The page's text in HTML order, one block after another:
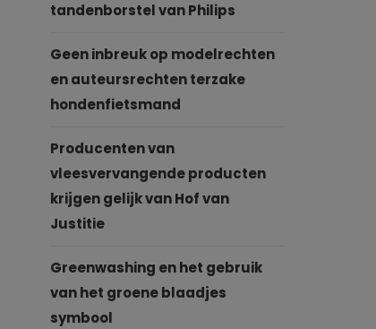
tandenborstel van Philips
Geen inbreuk op modelrechten
en auteursrechten terzake
hondenfietsmand
Producenten van
vleesvervangende producten
krijgen gelijk van Hof van
Justitie
Greenwashing en het gebruik
van het groene blaadjes
symbool